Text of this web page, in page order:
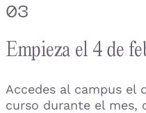
03
Empieza el 4 de
Accedes al campus el
curso durante el mes,